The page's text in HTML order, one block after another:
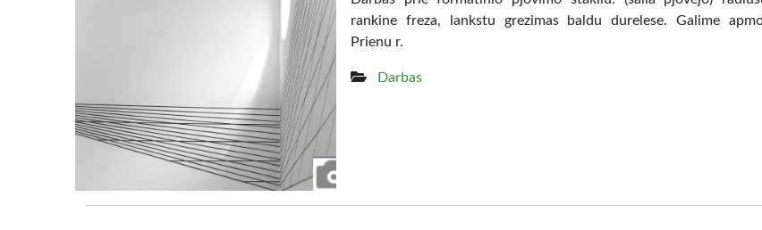
rankine freza, lankstu grezimas baldu durelese. Galime
Prienu r.
Darbas